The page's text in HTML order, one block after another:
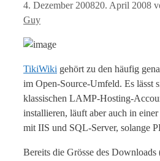
4. Dezember 200820. April 2008
Guy
TikiWiki gehört zu den häufig
im Open-Source-Umfeld. Es lässt
klassischen LAMP-Hosting-
installieren, läuft aber auch in
mit IIS und SQL-Server, solange
Bereits die Grösse des Downloads